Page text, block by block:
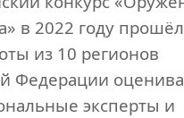
в 2022 году
из 10 регионов
Федерации
эксперты и